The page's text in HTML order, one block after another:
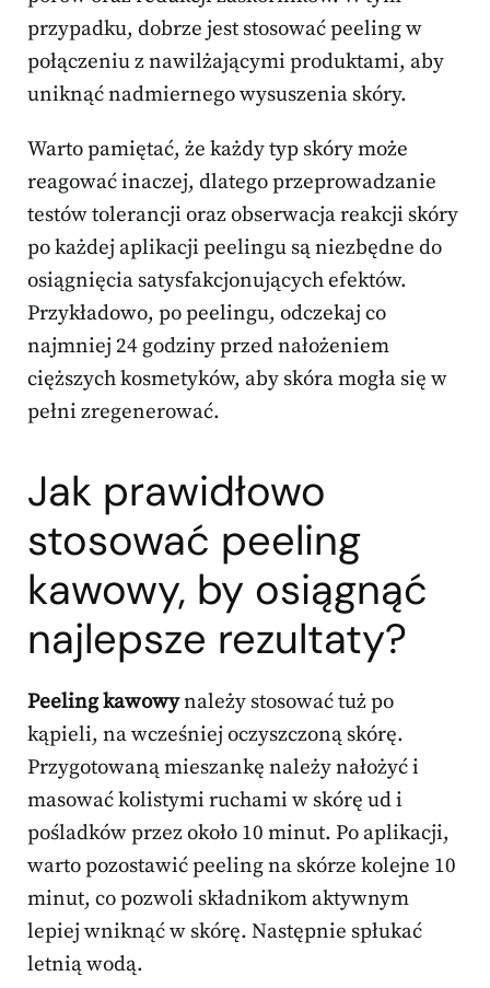
przypadku, dobrze jest stosować peeling w
połączeniu z nawilżającymi produktami, aby
uniknąć nadmiernego wysuszenia skóry.
Warto pamiętać, że każdy typ skóry może
reagować inaczej, dlatego przeprowadzanie
testów tolerancji oraz obserwacja reakcji skóry
po każdej aplikacji peelingu są niezbędne do
osiągnięcia satysfakcjonujących efektów.
Przykładowo, po peelingu, odczekaj co
najmniej 24 godziny przed nałożeniem
cięższych kosmetyków, aby skóra mogła się w
pełni zregenerować.
Jak prawidłowo
stosować peeling
kawowy, by osiągnąć
najlepsze rezultaty?
Peeling kawowynależy stosować tuż po
kąpieli, na wcześniej oczyszczoną skórę.
Przygotowaną mieszankę należy nałożyć i
masować kolistymi ruchami w skórę ud i
pośladków przez około 10 minut. Po aplikacji,
warto pozostawić peeling na skórze kolejne 10
minut, co pozwoli składnikom aktywnym
lepiej wniknąć w skórę. Następnie spłukać
letnią wodą.